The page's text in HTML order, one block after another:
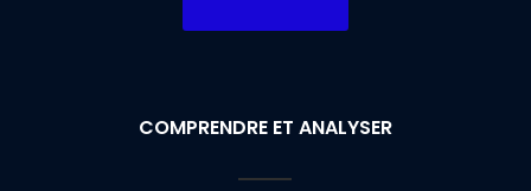
COMPRENDRE ET ANALYSER